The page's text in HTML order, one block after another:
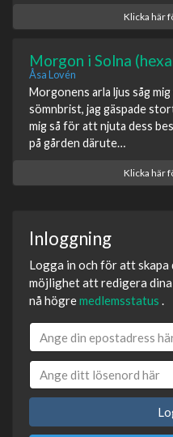
Klicka här
Morgon i Solna
Åsa Lovén
Morgonens arla ljus såg
sömnbrist, jag gäspade
mig så för att njuta dess
på gården därute…
Klicka här
Inloggning
Logga in och för att
möjlighet att redigera
nå högremedlemsstatus .